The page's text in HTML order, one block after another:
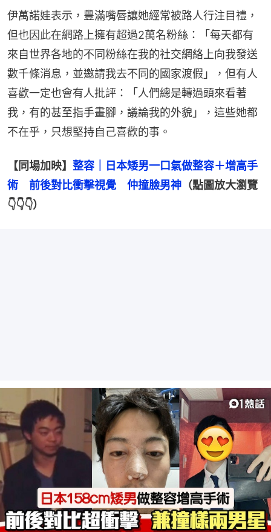
伊萬諾娃表示，豐滿嘴唇讓她經常被路人行注目禮，
但也因此在網路上擁有超過2萬名粉絲：「每天都有
來自世界各地的不同粉絲在我的社交網絡上向我發送
數千條消息，並邀請我去不同的國家渡假」，但有人
喜歡一定也會有人批評：「人們總是轉過頭來看著
我，有的甚至指手畫腳，議論我的外貌」，這些她都
不在乎，只想堅持自己喜歡的事。
【同場加映】 整容｜日本矮男一口氣做整容＋增高手
術　前後對比衝擊視覺　仲撞臉男神 （點圖放大瀏覽
👇👇👇）